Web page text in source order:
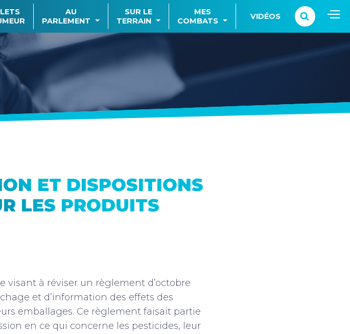
AU
PARLEMENT
SUR LE
TERRAIN
MES
COMBATS
VIDÉOS
ET DISPOSITIONS
LES PRODUITS
visant à réviser un règlement d’octobre
et d’information des effets des
emballages. Ce règlement faisait partie
en ce qui concerne les pesticides, leur